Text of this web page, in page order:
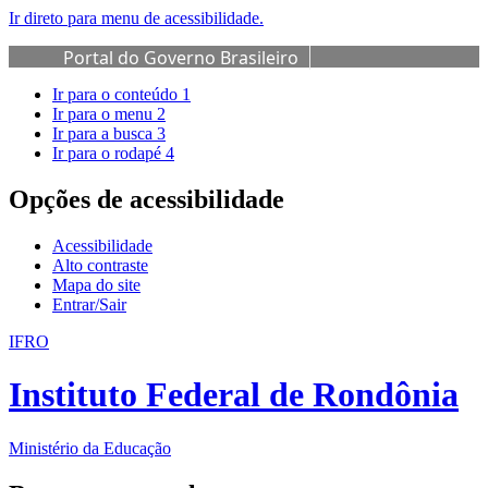
Ir direto para menu de acessibilidade.
Portal do Governo Brasileiro
Ir para o conteúdo 1
Ir para o menu 2
Ir para a busca 3
Ir para o rodapé 4
Opções de acessibilidade
Acessibilidade
Alto contraste
Mapa do site
Entrar/Sair
IFRO
Instituto Federal de Rondônia
Ministério da Educação